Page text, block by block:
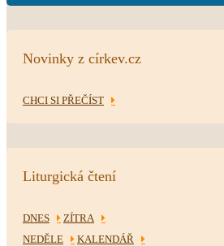
Novinky z církev.cz
CHCI SI PŘEČÍST
Liturgická čtení
DNES
ZÍTRA
NEDĚLE
KALENDÁŘ